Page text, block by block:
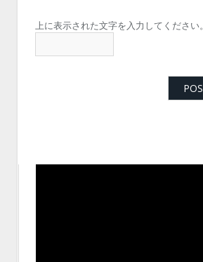
上に表示された文字を入力してください。